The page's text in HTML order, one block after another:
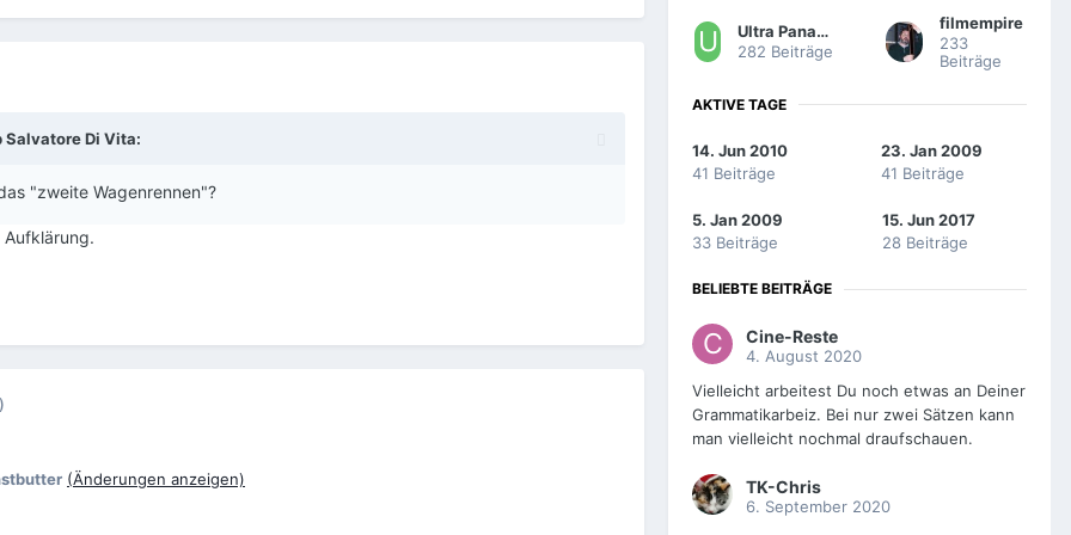
Salvatore Di Vita:
"zweite Wagenrennen"?
Aufklärung.
(Änderungen anzeigen)
Ultra Panavision 70
282 Beiträge
filmempire
233
Beiträge
AKTIVE TAGE
14. Jun 2010
41 Beiträge
23. Jan 2009
41 Beiträge
5. Jan 2009
33 Beiträge
15. Jun 2017
28 Beiträge
BELIEBTE BEITRÄGE
Cine-Reste
4. August 2020
Vielleicht arbeitest Du noch etwas an Deiner
Grammatikarbeiz. Bei nur zwei Sätzen kann
man vielleicht nochmal draufschauen.
TK-Chris
6. September 2020